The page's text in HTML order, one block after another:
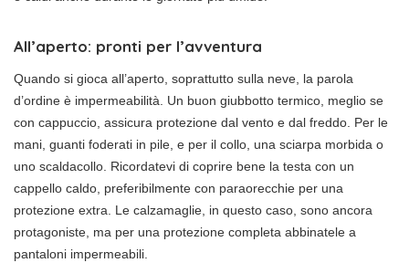
All’aperto: pronti per l’avventura
Quando si gioca all’aperto, soprattutto sulla neve, la parola
d’ordine è impermeabilità. Un buon giubbotto termico, meglio se
con cappuccio, assicura protezione dal vento e dal freddo. Per le
mani, guanti foderati in pile, e per il collo, una sciarpa morbida o
uno scaldacollo. Ricordatevi di coprire bene la testa con un
cappello caldo, preferibilmente con paraorecchie per una
protezione extra. Le calzamaglie, in questo caso, sono ancora
protagoniste, ma per una protezione completa abbinatele a
pantaloni impermeabili.